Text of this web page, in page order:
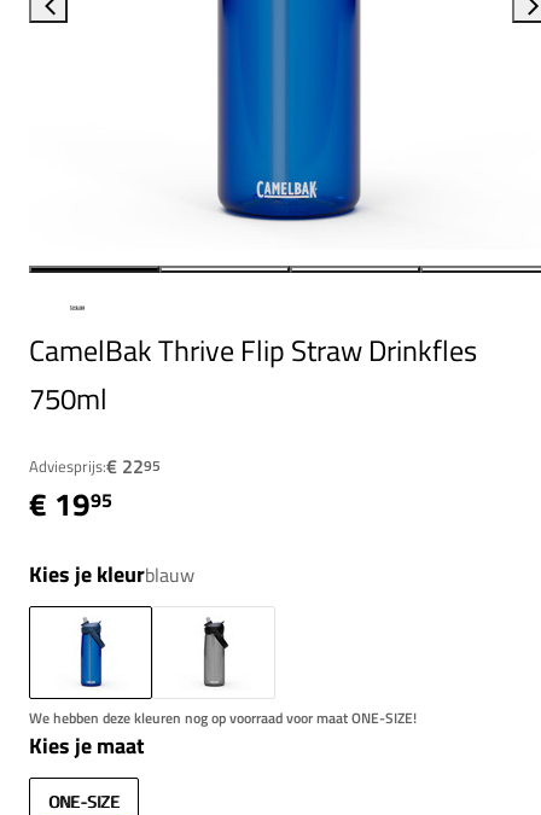
CamelBak Thrive Flip Straw Drinkfles
750ml
Adviesprijs:€ 2295
€ 1995
Kies je kleurblauw
We hebben deze kleuren nog op voorraad voor maat ONE-SIZE!
Kies je maat
ONE-SIZE